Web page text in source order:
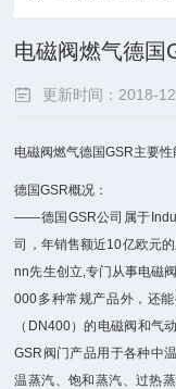
电磁阀燃气德国
更新时间：2018-
电磁阀燃气德国GSR主要性
德国GSR概况：
——德国GSR公司属于
司，年销售额近10亿欧元
nn先生创立,专门从事电磁
000多种常规产品外，还
（DN400）的电磁阀和气
GSR阀门产品用于各种中
温蒸汽、饱和蒸汽、过热